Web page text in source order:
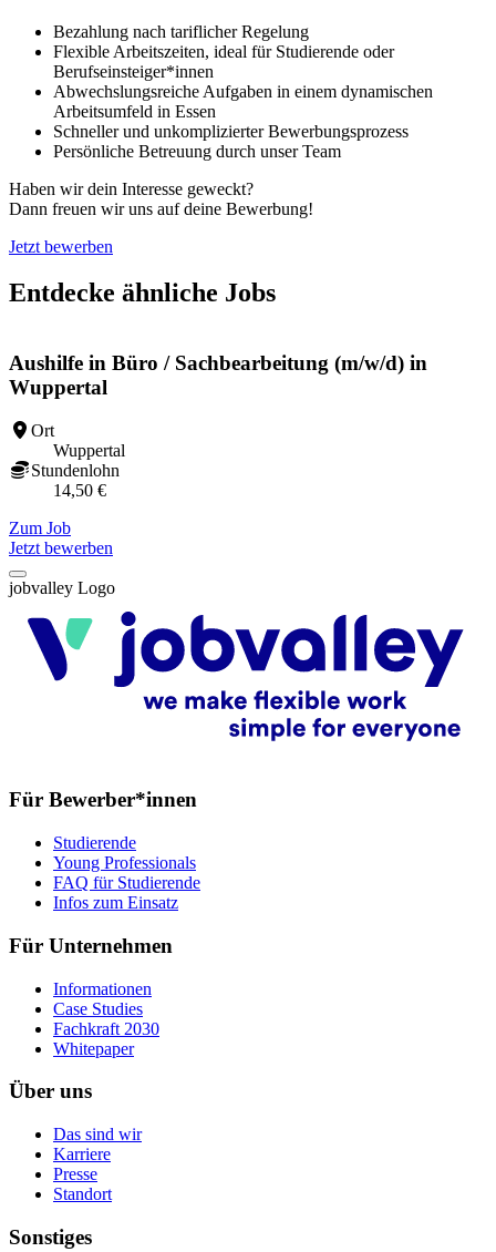
Bezahlung nach tariflicher Regelung
Flexible Arbeitszeiten, ideal für Studierende oder
Berufseinsteiger*innen
Abwechslungsreiche Aufgaben in einem dynamischen
Arbeitsumfeld in Essen
Schneller und unkomplizierter Bewerbungsprozess
Persönliche Betreuung durch unser Team
Haben wir dein Interesse geweckt?
Dann freuen wir uns auf deine Bewerbung!
Jetzt bewerben
Entdecke ähnliche Jobs
Aushilfe in Büro / Sachbearbeitung (m/w/d) in
Wuppertal
Ort
Wuppertal
Stundenlohn
14,50 €
Zum Job
Jetzt bewerben
jobvalley Logo
Für Bewerber*innen
Studierende
Young Professionals
FAQ für Studierende
Infos zum Einsatz
Für Unternehmen
Informationen
Case Studies
Fachkraft 2030
Whitepaper
Über uns
Das sind wir
Karriere
Presse
Standort
Sonstiges